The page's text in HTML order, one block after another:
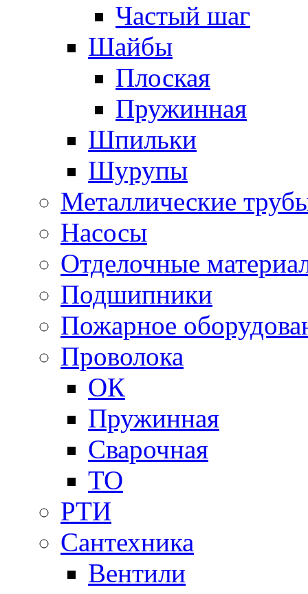
Частый шаг
Шайбы
Плоская
Пружинная
Шпильки
Шурупы
Металлические
Насосы
Отделочные
Подшипники
Пожарное
Проволока
ОК
Пружинная
Сварочная
ТО
РТИ
Сантехника
Вентили